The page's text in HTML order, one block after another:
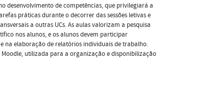
desenvolvimento de competências, que privilegiará a
práticas durante o decorrer das sessões letivas e
a outras UCs. As aulas valorizam a pesquisa
nos alunos, e os alunos devem participar
na elaboração de relatórios individuais de trabalho.
utilizada para a organização e disponibilização